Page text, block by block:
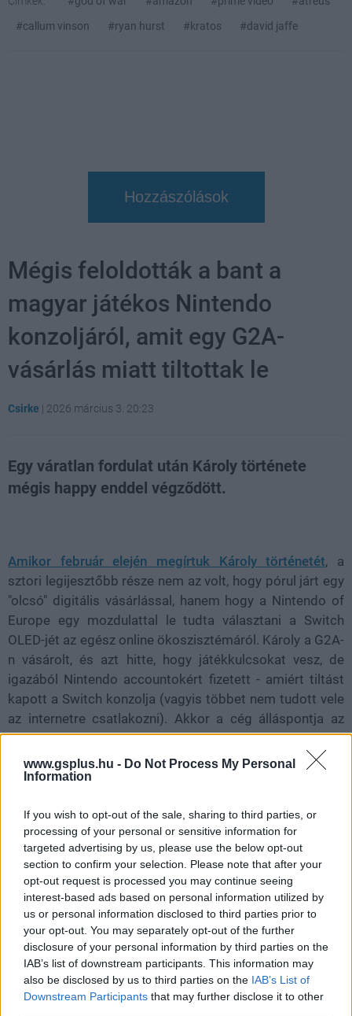
www.gsplus.hu - Do Not Process My Personal
Information
If you wish to opt-out of the sale, sharing to third parties, or
processing of your personal or sensitive information for
targeted advertising by us, please use the below opt-out
section to confirm your selection. Please note that after your
opt-out request is processed you may continue seeing
interest-based ads based on personal information utilized by
us or personal information disclosed to third parties prior to
your opt-out. You may separately opt-out of the further
disclosure of your personal information by third parties on the
IAB’s list of downstream participants. This information may
also be disclosed by us to third parties on the IAB’s List of
Downstream Participants that may further disclose it to other
#callum vinson
#ryan hurst #kratos #david jaffe
Hozzászólások
Mégis feloldották a bant a
magyar játékos Nintendo
konzoljáról, amit egy G2A-
vásárlás miatt tiltottak le
Csirke | 2026 március 3. 20:23
Egy váratlan fordulat után Károly története
mégis happy enddel végződött.
Amikor február elején megírtuk Károly történetét, a
sztori legijesztőbb része nem az volt, hogy pórul járt egy
"olcsó" digitális vásárlással, hanem hogy a Nintendo of
Europe egy mozdulattal le tudta választani a Switch
OLED-jét az egész online ökoszisztémáról. Károly a G2A-
n vásárolt, és azt hitte, hogy játékkulcsokat vesz, de
igazából Nintendo accountokért fizetett - amiért tiltást
kapott a Switch konzolja (vagyis többet nem tudott vele
az internetre csatlakozni). Akkor a cég álláspontja az
volt, hogy a hálózati tiltás végleges, a szabálysértés
ténye pedig fontosabb, mint a szándék. Most viszont jött
egy fordulat, amire őszintén kevesen tettek volna
és feloldották a konzolja tiltását.
Károly most azzal keresett meg minket, hogy hatalmas
örömmel és hálával ír, mert a Nintendo of Europe
hivatalosan is visszaadta a Switch online funkcióit. Azt
mondja, a döntés mögött végül a frankfurti jogi osztály
állt, és szerinte a cikk, illetve a nyilvánosság nélkül ez
nem történt volna meg. A levelet (amelyről
képernyőképet is küldött) a Nintendo ügyfélszolgálatától
kapta, és a szöveg lényege egyértelmű: felülvizsgálták az
ügyet, és az addigi tiltást kivételesen feloldják, de csak